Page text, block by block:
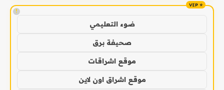
!
ضوء التعليمي
صحيفة برق
موقع اشراقات
موقع اشراق اون لاين